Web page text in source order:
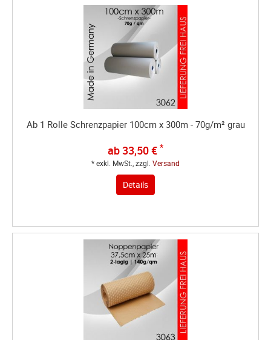
Ab 1 Rolle Schrenzpapier 100cm x 300m - 70g/m² grau
ab 33,50 € *
* exkl. MwSt., zzgl. Versand
Details